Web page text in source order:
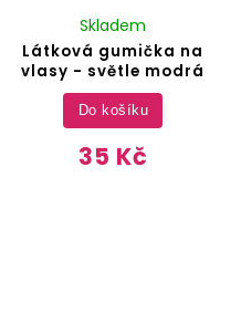
Látková gumička na
vlasy - světle modrá
Skladem
35 Kč
Do košíku